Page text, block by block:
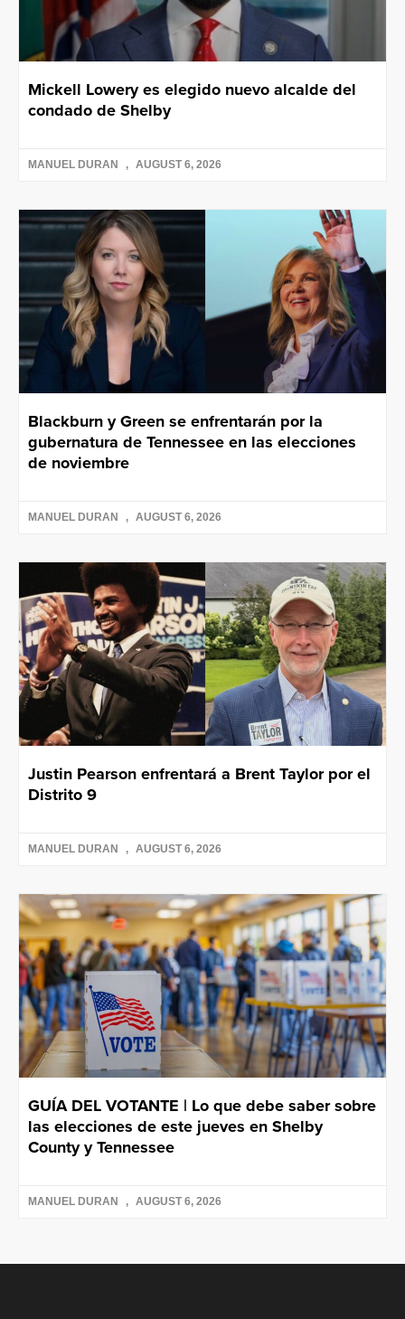
Mickell Lowery es elegido nuevo alcalde del
condado de Shelby
MANUEL DURAN AUGUST 6, 2026
Blackburn y Green se enfrentarán por la
gubernatura de Tennessee en las elecciones
de noviembre
MANUEL DURAN AUGUST 6, 2026
Justin Pearson enfrentará a Brent Taylor por el
Distrito 9
MANUEL DURAN AUGUST 6, 2026
GUÍA DEL VOTANTE | Lo que debe saber sobre
las elecciones de este jueves en Shelby
County y Tennessee
MANUEL DURAN AUGUST 6, 2026